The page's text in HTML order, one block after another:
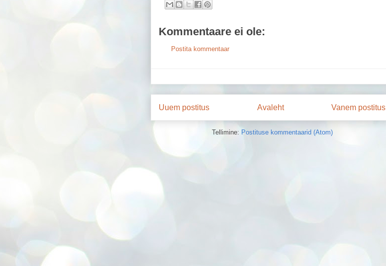
Kommentaare ei ole:
Postita kommentaar
Uuem postitus Vanem postitus
Avaleht
Tellimine: Postituse kommentaarid (Atom)